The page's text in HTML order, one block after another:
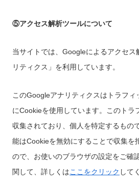
⑤アクセス解析ツールについて
当サイトでは、Googleによるアクセ
リティクス」を利用しています。
このGoogleアナリティクスはトラフィ
にCookieを使用しています。このトラ
収集されており、個人を特定するもの
能はCookieを無効にすることで収集を
ので、お使いのブラウザの設定をご確
関して、詳しくはここをクリック して